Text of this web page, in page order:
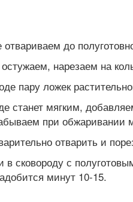
до
нарезаем на
пару ложек
станет мягким,
при обжаривании
отварить и
в сковороду с
минут 10-15.